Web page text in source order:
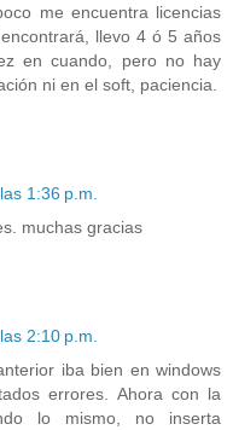
me encuentra licencias
llevo 4 ó 5 años
en cuando, pero no hay
ni en el soft, paciencia.
1:36 p.m.
muchas gracias
2:10 p.m.
iba bien en windows
errores. Ahora con la
lo mismo, no inserta